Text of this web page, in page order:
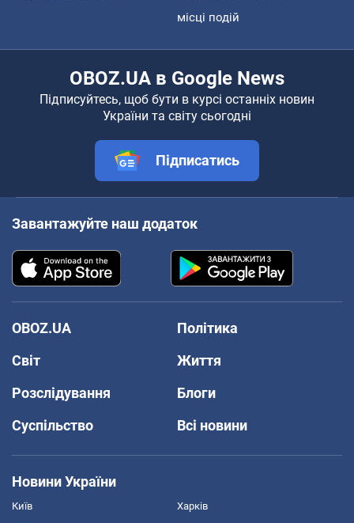
місці подій
OBOZ.UA в Google News
Підписуйтесь, щоб бути в курсі останніх новин
України та світу сьогодні
Підписатись
Завантажуйте наш додаток
OBOZ.UA
Політика
Світ
Життя
Розслідування
Блоги
Суспільство
Всі новини
Новини України
Київ Харків